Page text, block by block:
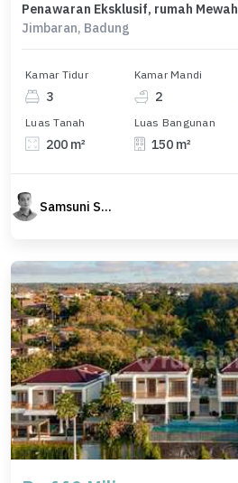
Jimbaran, Badung
Kamar Tidur
3
Kamar Mandi
2
Luas Tanah
200 m²
Luas Bangunan
150 m²
Samsuni Samsuni